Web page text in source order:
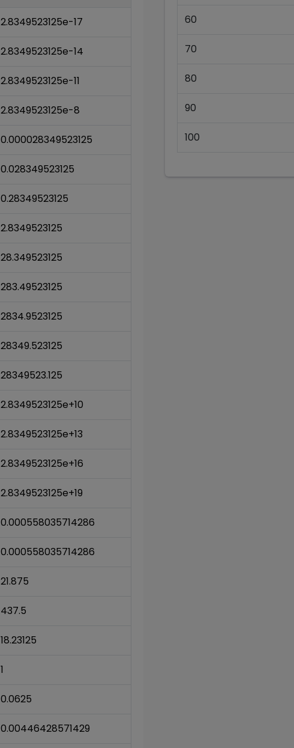
2.8349523125e-17
2.8349523125e-14
2.8349523125e-11
2.8349523125e-8
0.000028349523125
0.028349523125
0.28349523125
2.8349523125
28.349523125
283.49523125
2834.9523125
28349.523125
28349523.125
2.8349523125e+10
2.8349523125e+13
2.8349523125e+16
2.8349523125e+19
0.000558035714286
0.000558035714286
21.875
437.5
18.23125
1
0.0625
0.00446428571429
60
70
80
90
100